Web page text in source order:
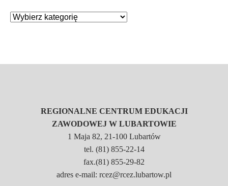
REGIONALNE CENTRUM EDUKACJI
ZAWODOWEJ W LUBARTOWIE
1 Maja 82, 21-100 Lubartów
tel. (81) 855-22-14
fax.(81) 855-29-82
adres e-mail: rcez@rcez.lubartow.pl